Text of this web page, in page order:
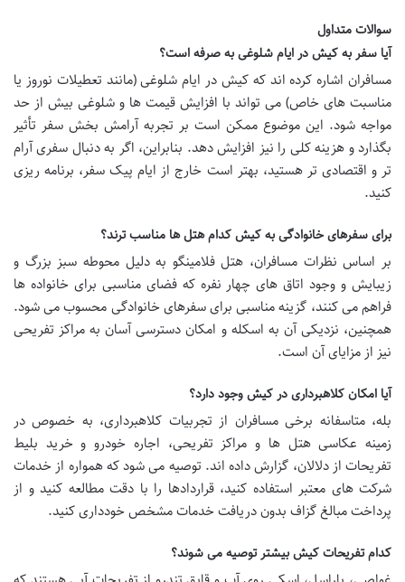
سوالات متداول
آیا سفر به کیش در ایام شلوغی به صرفه است؟
مسافران اشاره کرده اند که کیش در ایام شلوغی (مانند تعطیلات نوروز یا
مناسبت های خاص) می تواند با افزایش قیمت ها و شلوغی بیش از حد
مواجه شود. این موضوع ممکن است بر تجربه آرامش بخش سفر تأثیر
بگذارد و هزینه کلی را نیز افزایش دهد. بنابراین، اگر به دنبال سفری آرام
تر و اقتصادی تر هستید، بهتر است خارج از ایام پیک سفر، برنامه ریزی
کنید.
برای سفرهای خانوادگی به کیش کدام هتل ها مناسب ترند؟
بر اساس نظرات مسافران، هتل فلامینگو به دلیل محوطه سبز بزرگ و
زیبایش و وجود اتاق های چهار نفره که فضای مناسبی برای خانواده ها
فراهم می کنند، گزینه مناسبی برای سفرهای خانوادگی محسوب می شود.
همچنین، نزدیکی آن به اسکله و امکان دسترسی آسان به مراکز تفریحی
نیز از مزایای آن است.
آیا امکان کلاهبرداری در کیش وجود دارد؟
بله، متاسفانه برخی مسافران از تجربیات کلاهبرداری، به خصوص در
زمینه عکاسی هتل ها و مراکز تفریحی، اجاره خودرو و خرید بلیط
تفریحات از دلالان، گزارش داده اند. توصیه می شود که همواره از خدمات
شرکت های معتبر استفاده کنید، قراردادها را با دقت مطالعه کنید و از
پرداخت مبالغ گزاف بدون دریافت خدمات مشخص خودداری کنید.
کدام تفریحات کیش بیشتر توصیه می شوند؟